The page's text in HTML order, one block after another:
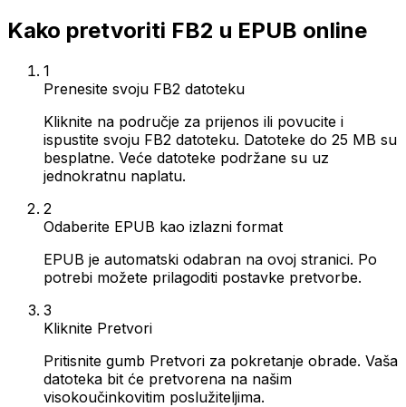
Kako pretvoriti FB2 u EPUB online
1
Prenesite svoju FB2 datoteku
Kliknite na područje za prijenos ili povucite i
ispustite svoju FB2 datoteku. Datoteke do 25 MB su
besplatne. Veće datoteke podržane su uz
jednokratnu naplatu.
2
Odaberite EPUB kao izlazni format
EPUB je automatski odabran na ovoj stranici. Po
potrebi možete prilagoditi postavke pretvorbe.
3
Kliknite Pretvori
Pritisnite gumb Pretvori za pokretanje obrade. Vaša
datoteka bit će pretvorena na našim
visokoučinkovitim poslužiteljima.